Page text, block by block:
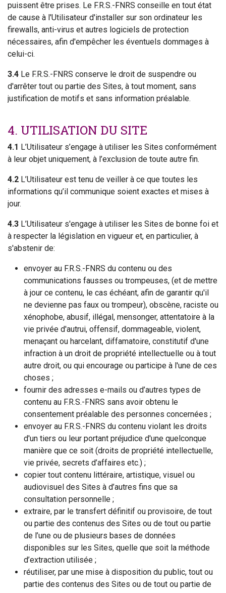
puissent être prises. Le F.R.S.-FNRS conseille en tout état
de cause à l'Utilisateur d'installer sur son ordinateur les
firewalls, anti-virus et autres logiciels de protection
nécessaires, afin d'empêcher les éventuels dommages à
celui-ci.
3.4 Le F.R.S.-FNRS conserve le droit de suspendre ou
d'arrêter tout ou partie des Sites, à tout moment, sans
justification de motifs et sans information préalable.
4. UTILISATION DU SITE
4.1 L’Utilisateur s’engage à utiliser les Sites conformément
à leur objet uniquement, à l’exclusion de toute autre fin.
4.2 L’Utilisateur est tenu de veiller à ce que toutes les
informations qu’il communique soient exactes et mises à
jour.
4.3 L’Utilisateur s'engage à utiliser les Sites de bonne foi et
à respecter la législation en vigueur et, en particulier, à
s'abstenir de:
envoyer au F.R.S.-FNRS du contenu ou des
communications fausses ou trompeuses, (et de mettre
à jour ce contenu, le cas échéant, afin de garantir qu'il
ne devienne pas faux ou trompeur), obscène, raciste ou
xénophobe, abusif, illégal, mensonger, attentatoire à la
vie privée d'autrui, offensif, dommageable, violent,
menaçant ou harcelant, diffamatoire, constitutif d'une
infraction à un droit de propriété intellectuelle ou à tout
autre droit, ou qui encourage ou participe à l'une de ces
choses ;
fournir des adresses e-mails ou d’autres types de
contenu au F.R.S.-FNRS sans avoir obtenu le
consentement préalable des personnes concernées ;
envoyer au F.R.S.-FNRS du contenu violant les droits
d'un tiers ou leur portant préjudice d'une quelconque
manière que ce soit (droits de propriété intellectuelle,
vie privée, secrets d’affaires etc.) ;
copier tout contenu littéraire, artistique, visuel ou
audiovisuel des Sites à d’autres fins que sa
consultation personnelle ;
extraire, par le transfert définitif ou provisoire, de tout
ou partie des contenus des Sites ou de tout ou partie
de l’une ou de plusieurs bases de données
disponibles sur les Sites, quelle que soit la méthode
d’extraction utilisée ;
réutiliser, par une mise à disposition du public, tout ou
partie des contenus des Sites ou de tout ou partie de